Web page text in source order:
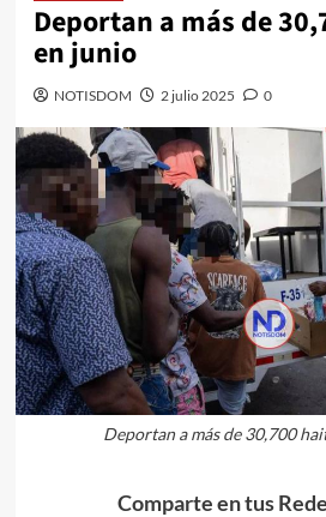
Deportan a más de
en junio
NOTISDOM 2 julio 2025 0
Deportan a más de 30,700
Comparte en tus